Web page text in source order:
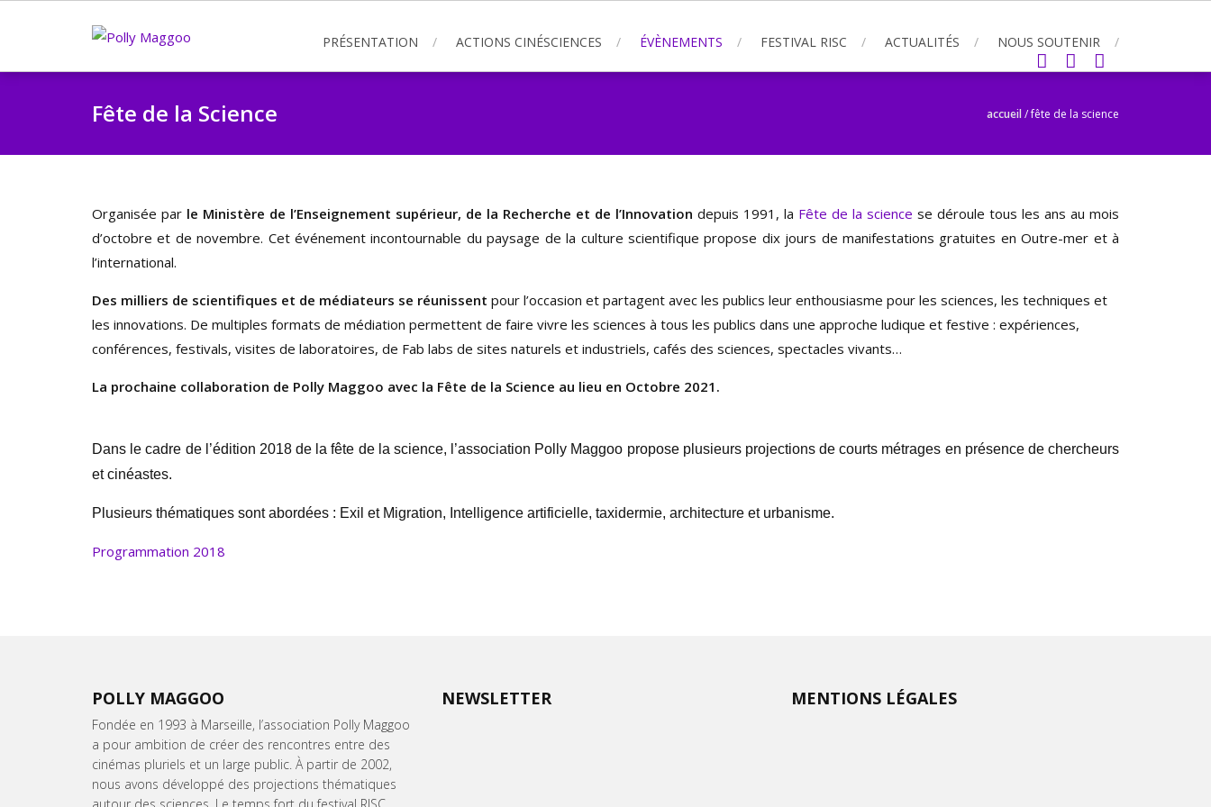
PRÉSENTATION ACTIONS CINÉSCIENCES ÉVÈNEMENTS FESTIVAL RISC ACTUALITÉS NOUS SOUTENIR
Fête de la Science accueil/fête de la science
Organisée par le Ministère de l’Enseignement supérieur, de la Recherche et de l’Innovation depuis 1991, la Fête de la science se déroule tous les ans au mois
d’octobre et de novembre. Cet événement incontournable du paysage de la culture scientifique propose dix jours de manifestations gratuites en Outre-mer et à
l’international.
Des milliers de scientifiques et de médiateurs se réunissent pour l’occasion et partagent avec les publics leur enthousiasme pour les sciences, les techniques et
les innovations. De multiples formats de médiation permettent de faire vivre les sciences à tous les publics dans une approche ludique et festive : expériences,
conférences, festivals, visites de laboratoires, de Fab labs de sites naturels et industriels, cafés des sciences, spectacles vivants…
La prochaine collaboration de Polly Maggoo avec la Fête de la Science au lieu en Octobre 2021.
Dans le cadre de l’édition 2018 de la fête de la science, l’association Polly Maggoo propose plusieurs projections de courts métrages en présence de chercheurs
et cinéastes.
Plusieurs thématiques sont abordées : Exil et Migration, Intelligence artificielle, taxidermie, architecture et urbanisme.
Programmation 2018
POLLY MAGGOO
Fondée en 1993 à Marseille, l’association Polly Maggoo
a pour ambition de créer des rencontres entre des
cinémas pluriels et un large public. À partir de 2002,
nous avons développé des projections thématiques
NEWSLETTER MENTIONS LÉGALES